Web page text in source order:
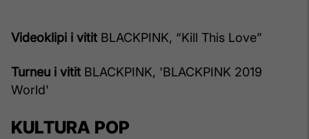
Videoklipi i vitit BLACKPINK, “Kill This Love”
Turneu i vitit BLACKPINK, 'BLACKPINK 2019
World'
KULTURA POP